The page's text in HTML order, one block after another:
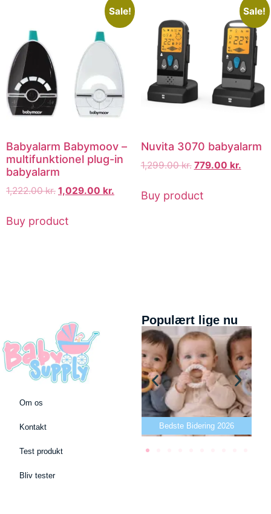
Sale!
Babyalarm Babymoov –
multifunktionel plug-in
babyalarm
1,222.00kr. 1,029.00 kr.
Buy product
Sale!
Nuvita 3070 babyalarm
1,299.00kr. 779.00 kr.
Buy product
Om os
Kontakt
Test produkt
Bliv tester
Populært lige nu
Bedste puslepude 2026 Bedste Bidering 2026